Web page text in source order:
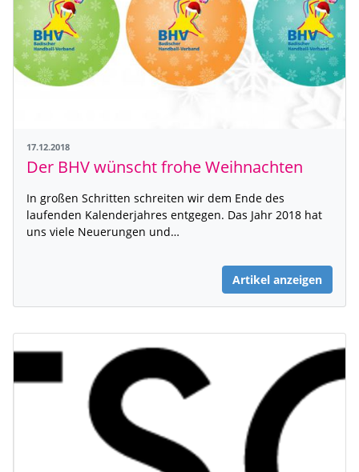
17.12.2018
Der BHV wünscht frohe Weihnachten
In großen Schritten schreiten wir dem Ende des
laufenden Kalenderjahres entgegen. Das Jahr 2018 hat
uns viele Neuerungen und…
Artikel anzeigen